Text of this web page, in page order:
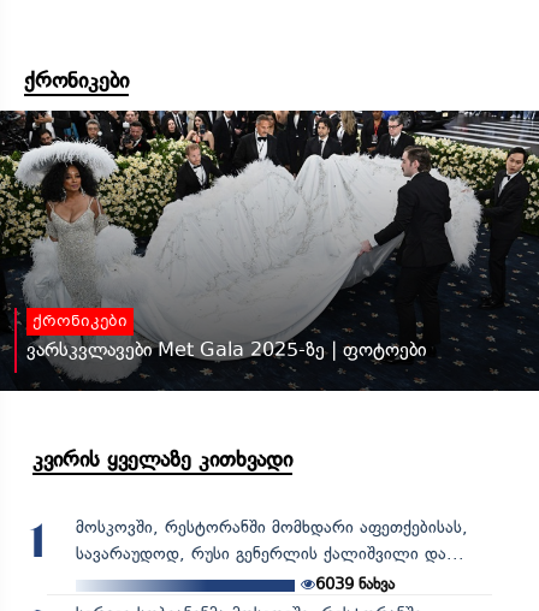
ქრონიკები
ქრონიკები
ვარსკვლავები Met Gala 2025-ზე | ფოტოები
კვირის ყველაზე კითხვადი
1
მოსკოვში, რესტორანში მომხდარი აფეთქებისას,
სავარაუდოდ, რუსი გენერლის ქალიშვილი და...
6039 ნახვა